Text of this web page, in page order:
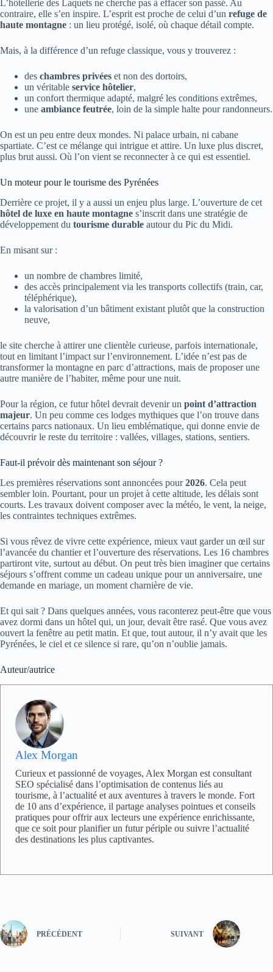
L’hôtellerie des Laquets ne cherche pas à effacer son passé. Au
contraire, elle s’en inspire. L’esprit est proche de celui d’un refuge de
haute montagne : un lieu protégé, isolé, où chaque détail compte.
Mais, à la différence d’un refuge classique, vous y trouverez :
des chambres privées et non des dortoirs,
un véritable service hôtelier,
un confort thermique adapté, malgré les conditions extrêmes,
une ambiance feutrée, loin de la simple halte pour randonneurs.
On est un peu entre deux mondes. Ni palace urbain, ni cabane
spartiate. C’est ce mélange qui intrigue et attire. Un luxe plus discret,
plus brut aussi. Où l’on vient se reconnecter à ce qui est essentiel.
Un moteur pour le tourisme des Pyrénées
Derrière ce projet, il y a aussi un enjeu plus large. L’ouverture de cet
hôtel de luxe en haute montagne s’inscrit dans une stratégie de
développement du tourisme durable autour du Pic du Midi.
En misant sur :
un nombre de chambres limité,
des accès principalement via les transports collectifs (train, car,
téléphérique),
la valorisation d’un bâtiment existant plutôt que la construction
neuve,
le site cherche à attirer une clientèle curieuse, parfois internationale,
tout en limitant l’impact sur l’environnement. L’idée n’est pas de
transformer la montagne en parc d’attractions, mais de proposer une
autre manière de l’habiter, même pour une nuit.
Pour la région, ce futur hôtel devrait devenir un point d’attraction
majeur. Un peu comme ces lodges mythiques que l’on trouve dans
certains parcs nationaux. Un lieu emblématique, qui donne envie de
découvrir le reste du territoire : vallées, villages, stations, sentiers.
Faut-il prévoir dès maintenant son séjour ?
Les premières réservations sont annoncées pour2026. Cela peut
sembler loin. Pourtant, pour un projet à cette altitude, les délais sont
courts. Les travaux doivent composer avec la météo, le vent, la neige,
les contraintes techniques extrêmes.
Si vous rêvez de vivre cette expérience, mieux vaut garder un œil sur
l’avancée du chantier et l’ouverture des réservations. Les 16 chambres
partiront vite, surtout au début. On peut très bien imaginer que certains
séjours s’offrent comme un cadeau unique pour un anniversaire, une
demande en mariage, un moment charnière de vie.
Et qui sait ? Dans quelques années, vous raconterez peut-être que vous
avez dormi dans un hôtel qui, un jour, devait être rasé. Que vous avez
ouvert la fenêtre au petit matin. Et que, tout autour, il n’y avait que les
Pyrénées, le ciel et ce silence si rare, qu’on n’oublie jamais.
Auteur/autrice
Alex Morgan
Curieux et passionné de voyages, Alex Morgan est consultant
SEO spécialisé dans l’optimisation de contenus liés au
tourisme, à l’actualité et aux aventures à travers le monde. Fort
de 10 ans d’expérience, il partage analyses pointues et conseils
pratiques pour offrir aux lecteurs une expérience enrichissante,
que ce soit pour planifier un futur périple ou suivre l’actualité
des destinations les plus captivantes.
PRÉCÉDENT SUIVANT